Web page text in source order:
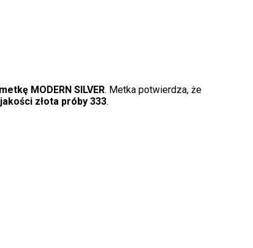
MODERN SILVER. Metka potwierdza, że
złota próby 333.